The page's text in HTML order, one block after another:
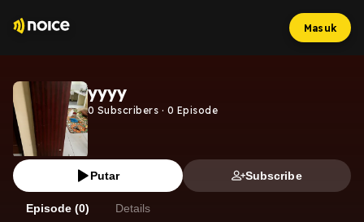
Masuk
yyyy
0 Subscribers · 0 Episode
Putar Subscribe
Episode (0) Details